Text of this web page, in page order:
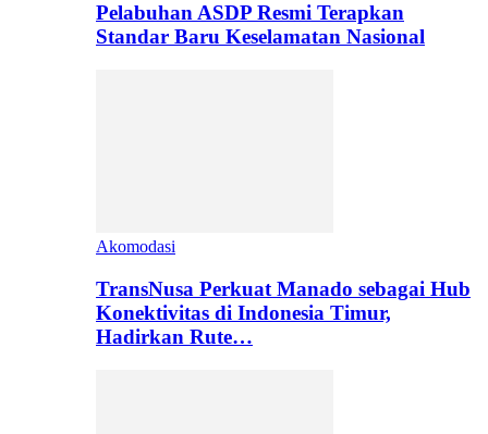
Pelabuhan ASDP Resmi Terapkan
Standar Baru Keselamatan Nasional
Akomodasi
TransNusa Perkuat Manado sebagai Hub
Konektivitas di Indonesia Timur,
Hadirkan Rute…